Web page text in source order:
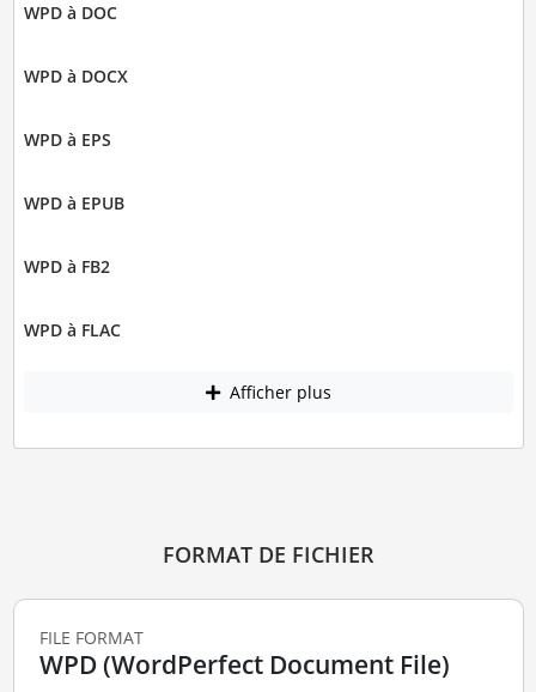
WPD à DOC
WPD à DOCX
WPD à EPS
WPD à EPUB
WPD à FB2
WPD à FLAC
Afficher plus
FORMAT DE FICHIER
FILE FORMAT
WPD (WordPerfect Document File)